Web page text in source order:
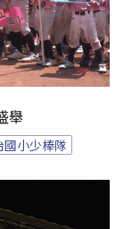
舉
國小少棒隊